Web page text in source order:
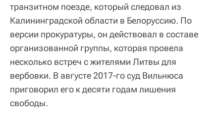
транзитном поезде, который следовал из
Калининградской области в Белоруссию. По
версии прокуратуры, он действовал в составе
организованной группы, которая провела
несколько встреч с жителями Литвы для
вербовки. В августе 2017-го суд Вильнюса
приговорил его к десяти годам лишения
свободы.